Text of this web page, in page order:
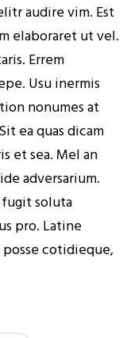
audire vim. Est
elaboraret ut vel.
Errem
Usu inermis
nonumes at
ea quas dicam
et sea. Mel an
adversarium.
fugit soluta
pro. Latine
cotidieque,